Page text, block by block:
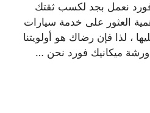
نعمل بجد لكسب ثقتك
العثور على خدمة سيارات
، لذا فإن رضاك ​​هو أولويتنا
ميكانيك فورد نحن …